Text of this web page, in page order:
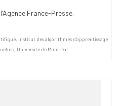
France-Presse.
, Institut des algorithmes d'apprentissage
, Université de Montréal